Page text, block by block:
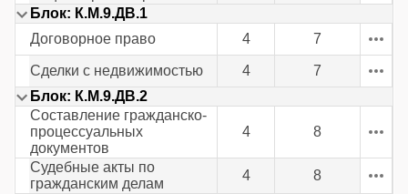
Блок: К.М.9.ДВ.1
Договорное право
4 7
Сделки с недвижимостью 4
7
Блок: К.М.9.ДВ.2
Составление гражданско-
процессуальных
документов
4 8
Судебные акты по
гражданским делам
4
8